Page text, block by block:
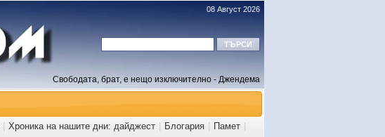
08 Август 2026
Свободата, брат, е нещо изключително - Джендема
Хроника на нашите дни: дайджест Блогария Памет